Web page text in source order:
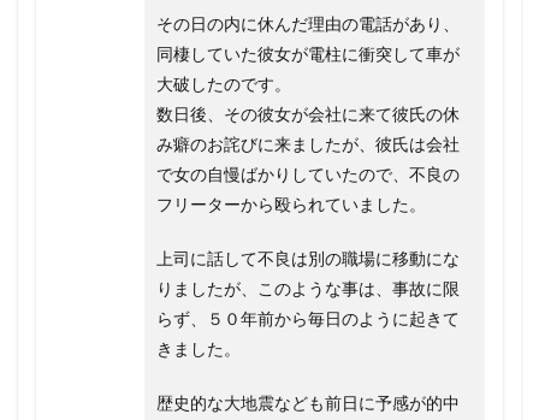
その日の内に休んだ理由の電話があり、
同棲していた彼女が電柱に衝突して車が
大破したのです。
数日後、その彼女が会社に来て彼氏の休
み癖のお詫びに来ましたが、彼氏は会社
で女の自慢ばかりしていたので、不良の
フリーターから殴られていました。
上司に話して不良は別の職場に移動にな
りましたが、このような事は、事故に限
らず、５０年前から毎日のように起きて
きました。
歴史的な大地震なども前日に予感が的中